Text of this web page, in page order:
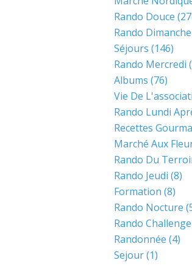
Rando Douce
Rando Dimanche
Séjours (146)
Rando Mercredi
Albums (76)
Vie De
Rando Lundi
Recettes
Marché Aux
Rando Du
Rando Jeudi (8)
Formation (8)
Rando Nocture
Rando Challenge
Randonnée (4)
Sejour(1)